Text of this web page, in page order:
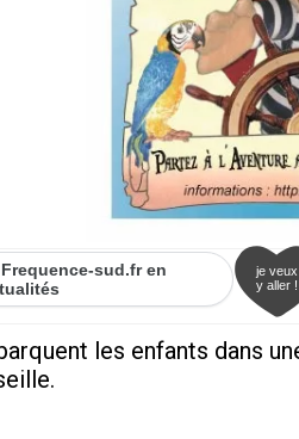
sud.fr en
je veux
y aller !
les enfants dans